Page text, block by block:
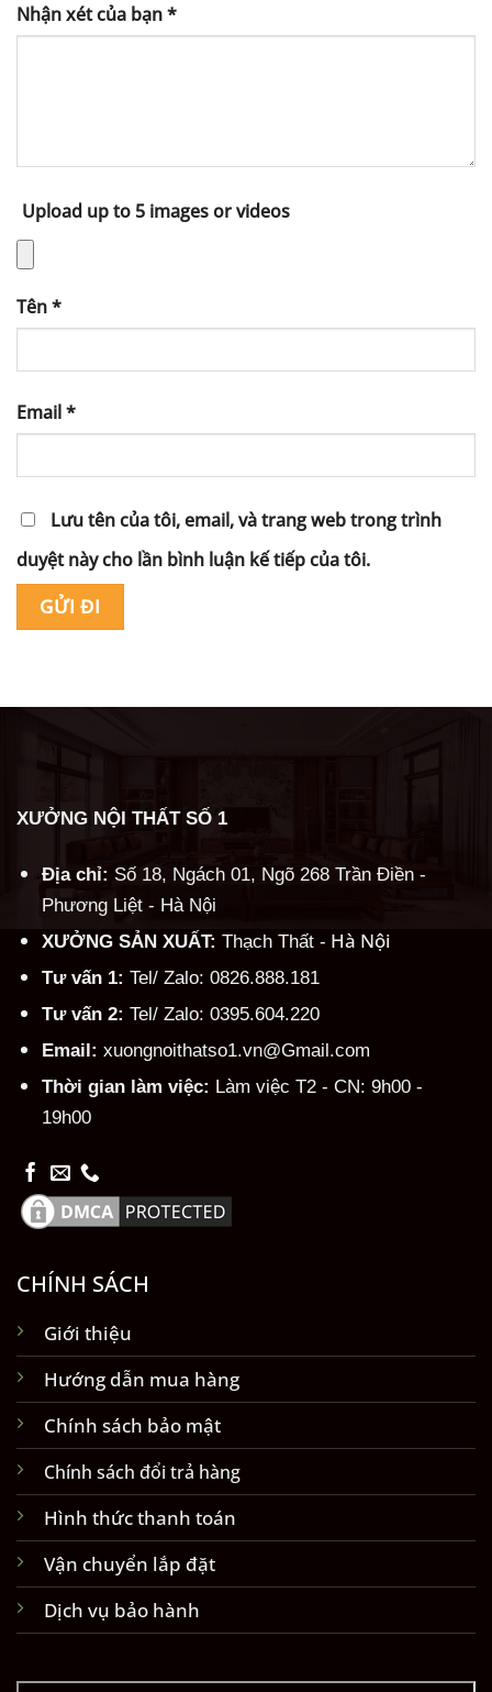
Nhận xét của bạn*
Upload up to 5 images or videos
Tên*
Email*
Lưu tên của tôi, email, và trang web trong trình
duyệt này cho lần bình luận kế tiếp của tôi.
XƯỞNG NỘI THẤT SỐ 1
Địa chỉ: Số 18, Ngách 01, Ngõ 268 Trần Điền -
Phương Liệt - Hà Nội
XƯỞNG SẢN XUẤT: Thạch Thất - Hà Nội
Tư vấn 1: Tel/ Zalo: 0826.888.181
Tư vấn 2: Tel/ Zalo: 0395.604.220
Email: xuongnoithatso1.vn@Gmail.com
Thời gian làm việc: Làm việc T2 - CN: 9h00 -
19h00
CHÍNH SÁCH
Giới thiệu
Hướng dẫn mua hàng
Chính sách bảo mật
Chính sách đổi trả hàng
Hình thức thanh toán
Vận chuyển lắp đặt
Dịch vụ bảo hành